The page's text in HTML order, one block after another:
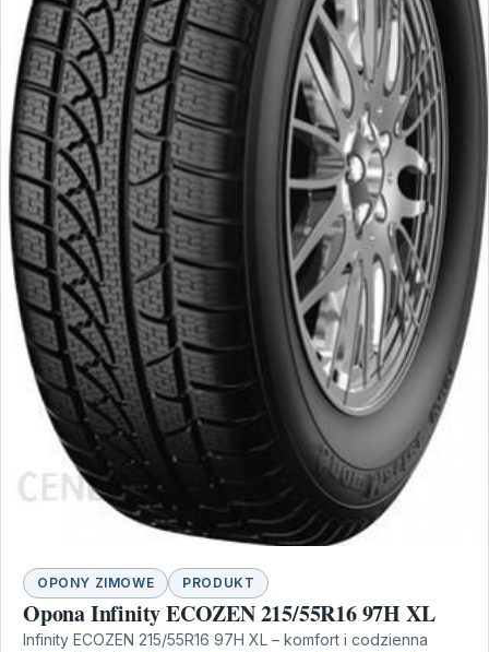
OPONY ZIMOWE PRODUKT
Opona Infinity ECOZEN 215/55R16 97H XL
Infinity ECOZEN 215/55R16 97H XL – komfort i codzienna